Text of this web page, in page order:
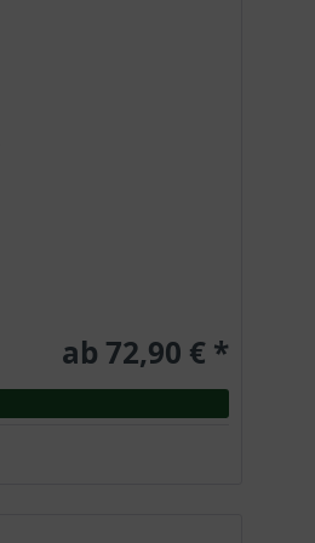
Europa hat der
von vielen
Blüte begeistern
gut verzweigte,
Verschönerung von
kahle sowie
ab 72,90 € *